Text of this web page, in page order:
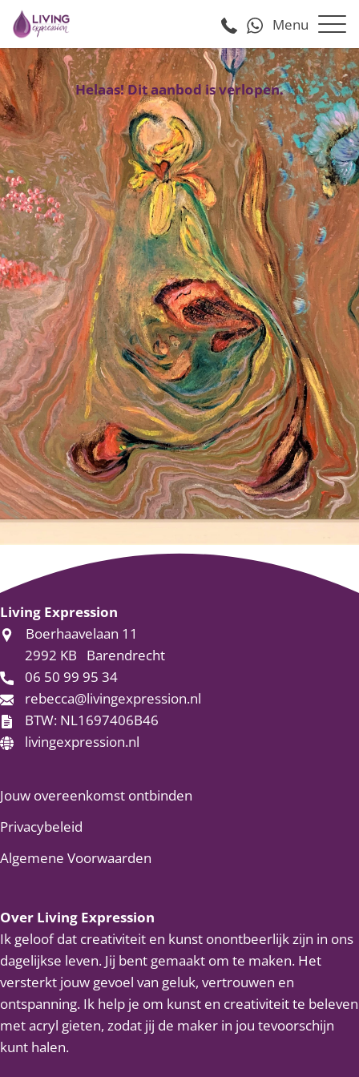
Menu
Helaas! Dit aanbod is verlopen.
Living Expression
Boerhaavelaan 11
2992 KB
Barendrecht
06 50 99 95 34
rebecca@livingexpression.nl
BTW: NL1697406B46
livingexpression.nl
Jouw overeenkomst ontbinden
Privacybeleid
Algemene Voorwaarden
Over Living Expression
Ik geloof dat creativiteit en kunst onontbeerlijk zijn in ons
dagelijkse leven. Jij bent gemaakt om te maken. Het
versterkt jouw gevoel van geluk, vertrouwen en
ontspanning. Ik help je om kunst en creativiteit te beleven
met acryl gieten, zodat jij de maker in jou tevoorschijn
kunt halen.